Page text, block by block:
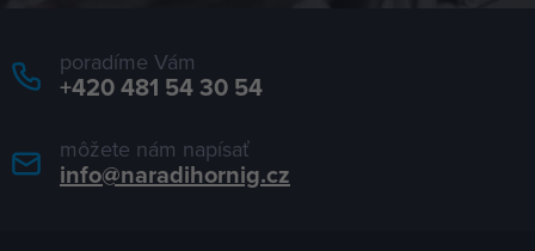
poradíme Vám
+420 481 54 30 54
môžete nám napísať
info@naradihornig.cz